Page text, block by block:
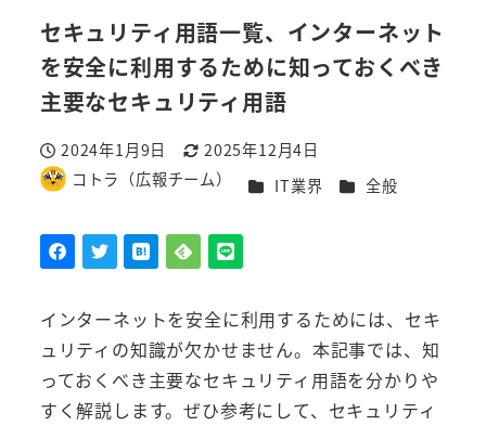
セキュリティ用語一覧、インターネット
を安全に利用するために知っておくべき
主要なセキュリティ用語
投稿日
2024年1月9日
更新日
2025年12月4日
著
コトラ（広報チーム） カテゴリー
IT業界 カテゴリー
全般
インターネットを安全に利用するためには、セキ
ュリティの知識が欠かせません。本記事では、知
っておくべき主要なセキュリティ用語を分かりや
すく解説します。ぜひ参考にして、セキュリティ